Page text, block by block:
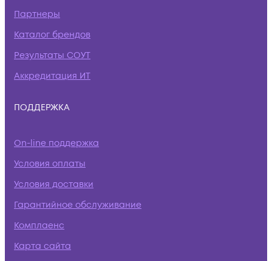
Партнеры
Каталог брендов
Результаты СОУТ
Аккредитация ИТ
ПОДДЕРЖКА
On-line поддержка
Условия оплаты
Условия доставки
Гарантийное обслуживание
Комплаенс
Карта сайта